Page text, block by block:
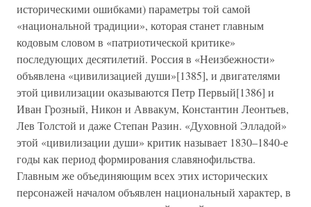
историческими ошибками) параметры той самой
«национальной традиции», которая станет главным
кодовым словом в «патриотической критике»
последующих десятилетий. Россия в «Неизбежности»
объявлена «цивилизацией души»[1385], и двигателями
этой цивилизации оказываются Петр Первый[1386] и
Иван Грозный, Никон и Аввакум, Константин Леонтьев,
Лев Толстой и даже Степан Разин. «Духовной Элладой»
этой «цивилизации души» критик называет 1830–1840-е
годы как период формирования славянофильства.
Главным же объединяющим всех этих исторических
персонажей началом объявлен национальный характер, в